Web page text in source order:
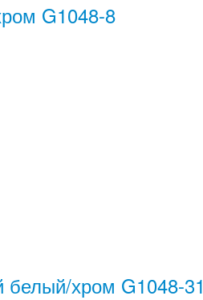
G1048-8
белый/хром G1048-31